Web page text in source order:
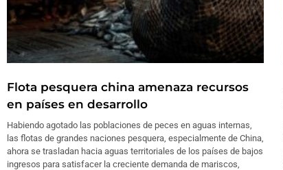
Flota pesquera china amenaza recursos
en países en desarrollo
Habiendo agotado las poblaciones de peces en aguas internas,
las flotas de grandes naciones pesquera, especialmente de China,
ahora se trasladan hacia aguas territoriales de los países de bajos
ingresos para satisfacer la creciente demanda de mariscos,